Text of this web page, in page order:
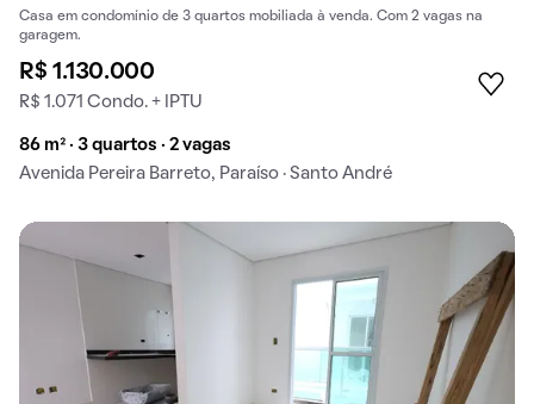
Casa em condomínio de 3 quartos mobiliada à venda. Com 2 vagas na
garagem.
R$ 1.130.000
R$ 1.071 Condo. + IPTU
86 m² · 3 quartos · 2 vagas
Avenida Pereira Barreto, Paraíso · Santo André